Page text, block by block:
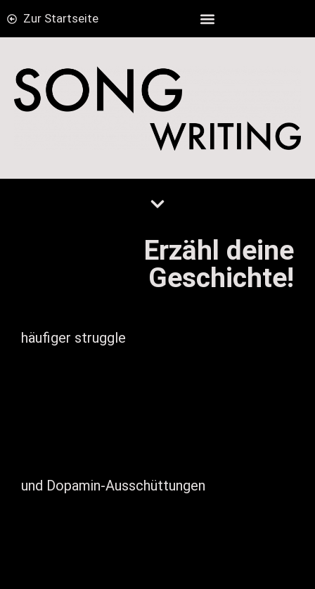
Zur Startseite
Erzähl deine
Geschichte!
häufiger struggle
und Dopamin-Ausschüttungen